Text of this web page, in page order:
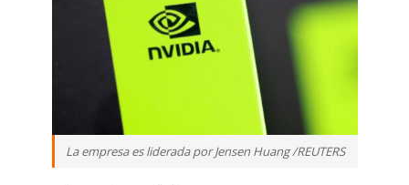
La empresa es liderada por Jensen Huang /REUTERS